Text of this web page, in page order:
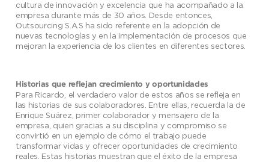
cultura de innovación y excelencia que ha acompañado a la
empresa durante más de 30 años. Desde entonces,
Outsourcing S.A.S ha sido referente en la adopción de
nuevas tecnologías y en la implementación de procesos que
mejoran la experiencia de los clientes en diferentes sectores.
Historias que reflejan crecimiento y oportunidades
Para Ricardo, el verdadero valor de estos años se refleja en
las historias de sus colaboradores. Entre ellas, recuerda la de
Enrique Suárez, primer colaborador y mensajero de la
empresa, quien gracias a su disciplina y compromiso se
convirtió en un ejemplo de cómo el trabajo puede
transformar vidas y ofrecer oportunidades de crecimiento
reales. Estas historias muestran que el éxito de la empresa